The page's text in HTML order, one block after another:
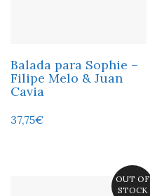
Balada para Sophie –
Filipe Melo & Juan
Cavia
37,75€
OUT OF
STOCK